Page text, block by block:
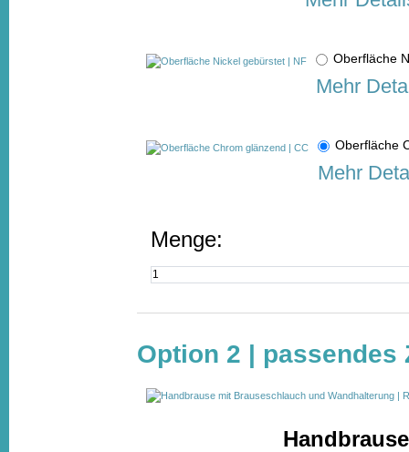
Oberfläche
Mehr
Oberfläche
Mehr
Menge:
Option 2 | passendes